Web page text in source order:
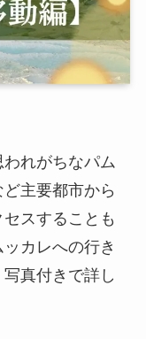
れがちなパム
主要都市から
スすることも
カレへの行き
真付きで詳し